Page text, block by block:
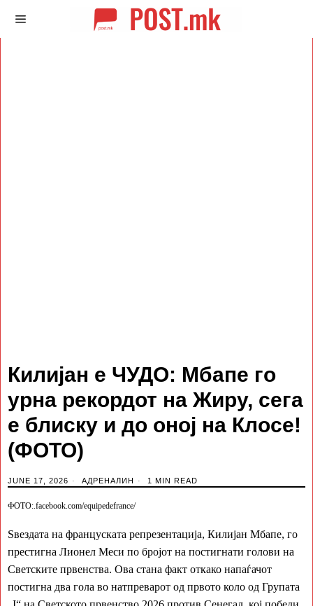
Килијан е ЧУДО: Мбапе го
урна рекордот на Жиру, сега
е блиску и до оној на Клосе!
(ФОТО)
JUNE 17, 2026 АДРЕНАЛИН 1 MIN READ
ФОТО:.facebook.com/equipedefrance/
Ѕвездата на француската репрезентација, Килијан Мбапе, го
престигна Лионел Меси по бројот на постигнати голови на
Светските првенства. Ова стана факт откако напаѓачот
постигна два гола во натпреварот од првото коло од Групата